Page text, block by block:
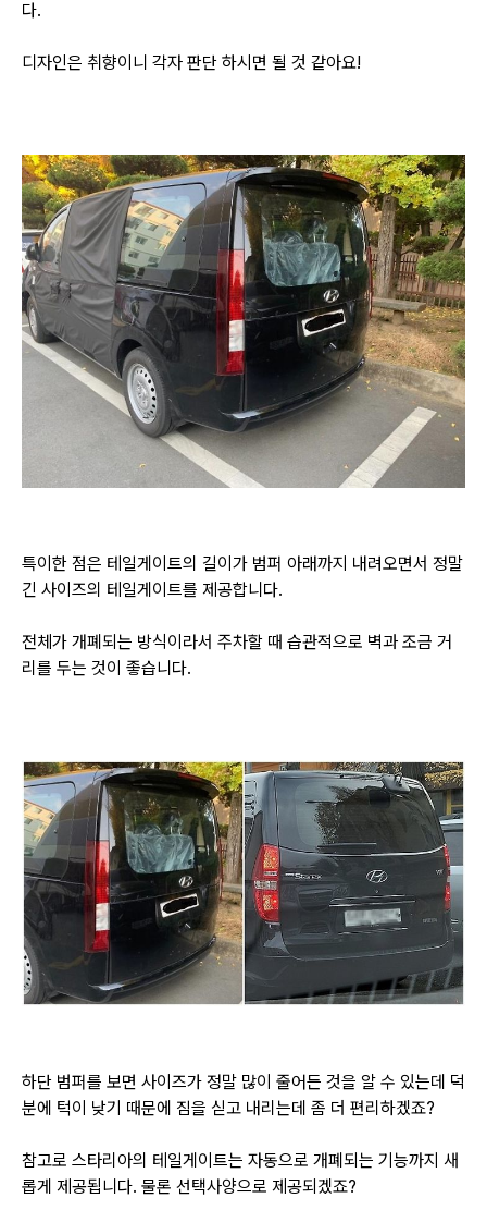
다.
디자인은 취향이니 각자 판단 하시면 될 것 같아요!
특이한 점은 테일게이트의 길이가 범퍼 아래까지 내려오면서 정말
긴 사이즈의 테일게이트를 제공합니다.
전체가 개폐되는 방식이라서 주차할 때 습관적으로 벽과 조금 거
리를 두는 것이 좋습니다.
하단 범퍼를 보면 사이즈가 정말 많이 줄어든 것을 알 수 있는데 덕
분에 턱이 낮기 때문에 짐을 싣고 내리는데 좀 더 편리하겠죠?
참고로 스타리아의 테일게이트는 자동으로 개폐되는 기능까지 새
롭게 제공됩니다. 물론 선택사양으로 제공되겠죠?